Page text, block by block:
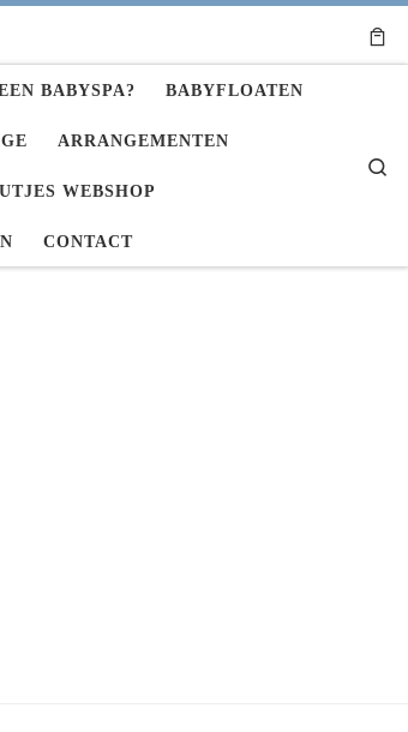
BABYSPA? BABYFLOATEN
ARRANGEMENTEN
WEBSHOP
CONTACT